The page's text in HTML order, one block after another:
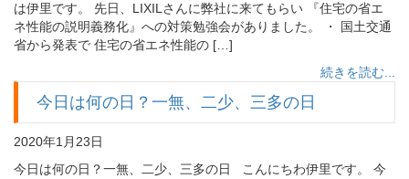
は伊里です。 先日、LIXILさんに弊社に来てもらい 『住宅の省エ
ネ性能の説明義務化』への対策勉強会がありました。 ・ 国土交通
省から発表で 住宅の省エネ性能の […]
続きを読む...
今日は何の日？一無、二少、三多の日
2020年1月23日
今日は何の日？一無、二少、三多の日 こんにちわ伊里です。 今